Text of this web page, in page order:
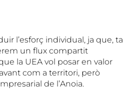
l’esforç individual, ja que, tal
un flux compartit
la UEA vol posar en valor
com a territori, però
de l’Anoia.